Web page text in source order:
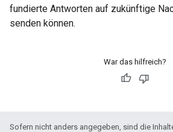
fundierte Antworten auf zukünftige
senden können.
War das hilfreich?
Sofern nicht anders angegeben, sind die